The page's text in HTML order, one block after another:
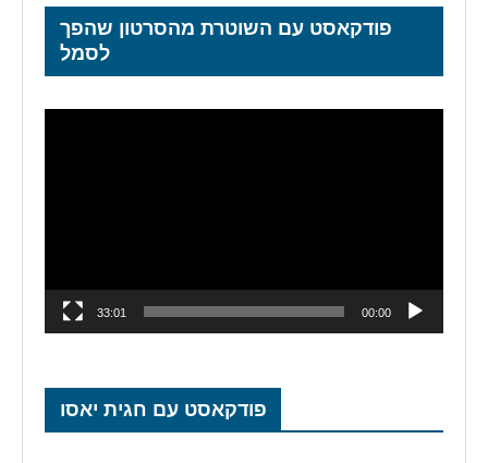
פודקאסט עם השוטרת מהסרטון שהפך
לסמל
00:00
33:01
פודקאסט עם חגית יאסו